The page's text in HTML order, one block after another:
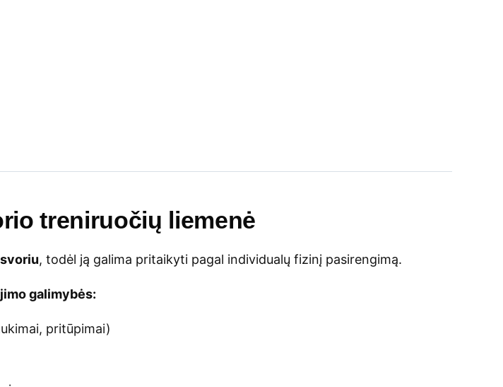
treniruočių liemenė
, todėl ją galima pritaikyti pagal individualų fizinį pasirengimą.
galimybės:
pritūpimai)